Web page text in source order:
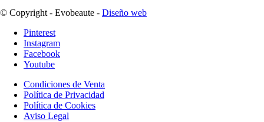
© Copyright - Evobeaute - Diseño web
Pinterest
Instagram
Facebook
Youtube
Condiciones de Venta
Política de Privacidad
Política de Cookies
Aviso Legal